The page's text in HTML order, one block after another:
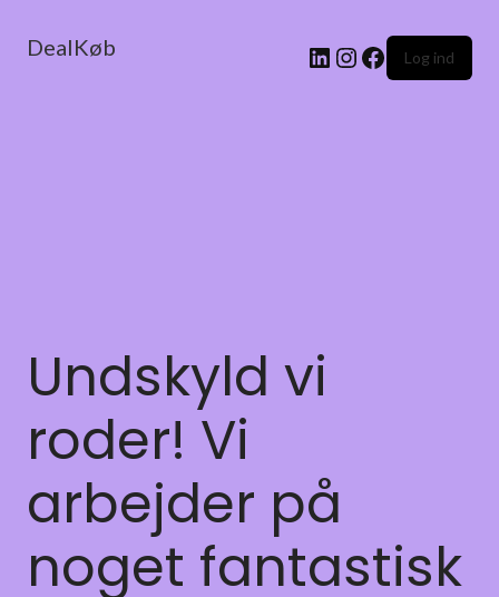
DealKøb Log ind
Undskyld vi
roder! Vi
arbejder på
noget fantastisk